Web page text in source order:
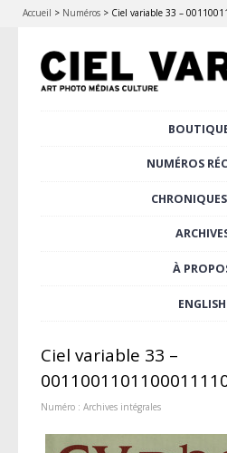
Accueil > Numéros > Ciel variable 33 –
NUMÉROS
À
ENGLISH
Ciel variable 33 –
Numéro : Archives intégrales